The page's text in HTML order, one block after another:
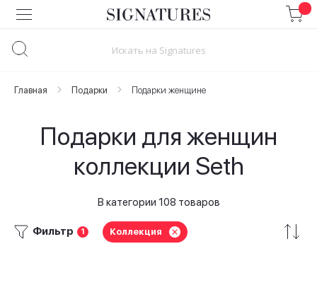
Skip
to
Главная Подарки Подарки женщине
Подарки для женщин
коллекции Seth
В категории 108 товаров
Фильтр 1 Коллекция